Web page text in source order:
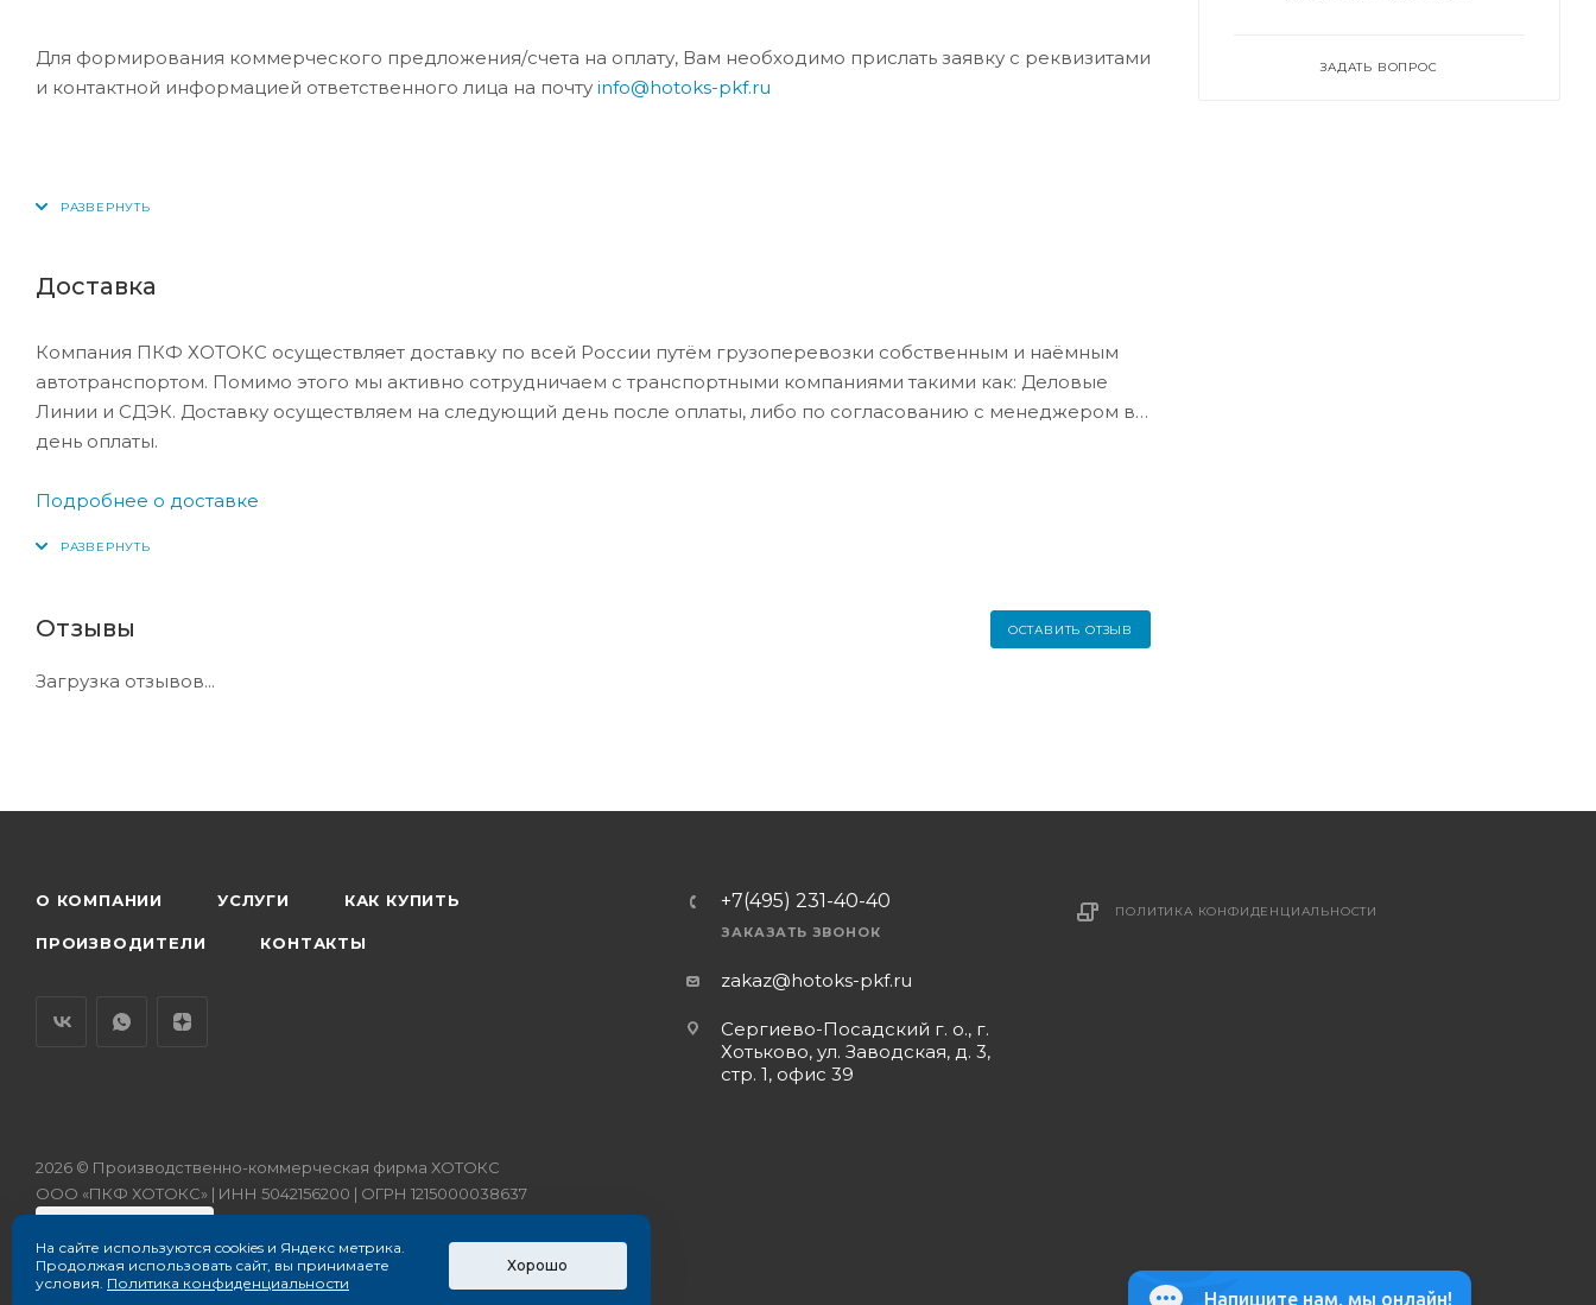
Для формирования коммерческого предложения/счета на оплату, Вам необходимо прислать заявку с реквизитами
и контактной информацией ответственного лица на почту info@hotoks-pkf.ru
Доставка
Компания ПКФ ХОТОКС осуществляет доставку по всей России путём грузоперевозки собственным и наёмным
автотранспортом. Помимо этого мы активно сотрудничаем с транспортными компаниями такими как: Деловые
Линии и СДЭК. Доставку осуществляем на следующий день после оплаты, либо по согласованию с менеджером в
день оплаты.
Подробнее о доставке
Отзывы ОСТАВИТЬ ОТЗЫВ
Загрузка отзывов...
ЗАДАТЬ ВОПРОС
О КОМПАНИИ УСЛУГИ КАК КУПИТЬ
ПРОИЗВОДИТЕЛИ КОНТАКТЫ
+7(495) 231-40-40
ЗАКАЗАТЬ ЗВОНОК
zakaz@hotoks-pkf.ru
Сергиево-Посадский г. о., г.
Хотьково, ул. Заводская, д. 3,
стр. 1, офис 39
ПОЛИТИКА КОНФИДЕНЦИАЛЬНОСТИ
2026 © Производственно-коммерческая фирма ХОТОКС
ООО «ПКФ ХОТОКС» | ИНН 5042156200 | ОГРН 1215000038637
На сайте используются cookies и Яндекс метрика.
Продолжая использовать сайт, вы принимаете
условия. Политика конфиденциальности
Хорошо
Напишите нам, мы онлайн!